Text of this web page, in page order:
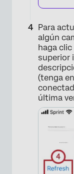
Para
algún
haga clic
superior
(tenga
última